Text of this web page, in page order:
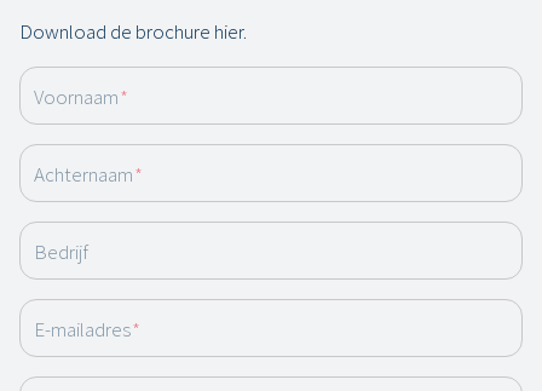
Download de brochure hier.
Voornaam*
Achternaam*
Bedrijf
E-mailadres*